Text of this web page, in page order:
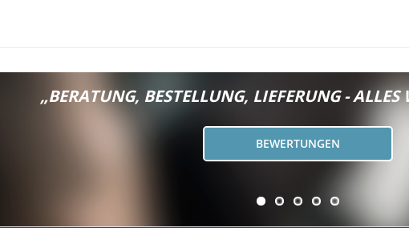
„BERATUNG, BESTELLUNG, LIEFERUNG - ALLES
BEWERTUNGEN